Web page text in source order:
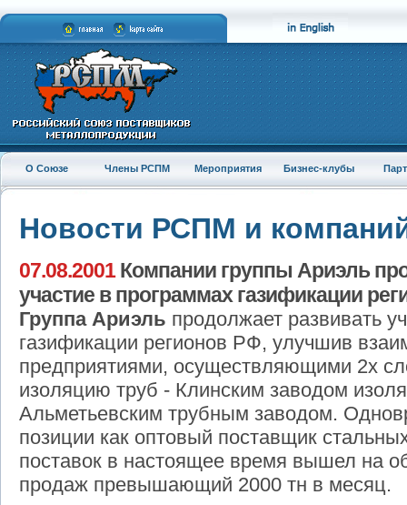
О Союзе Члены РСПМ Мероприятия Бизнес-клубы
Новости РСПМ и
07.08.2001Компании группы Ариэль
участие в программах газификации
Группа Ариэль продолжает развивать
газификации регионов РФ, улучшив
предприятиями, осуществляющими 2х
изоляцию труб - Клинским заводом
Альметьевским трубным заводом.
позиции как оптовый поставщик
поставок в настоящее время вышел на
продаж превышающий 2000 тн в месяц.